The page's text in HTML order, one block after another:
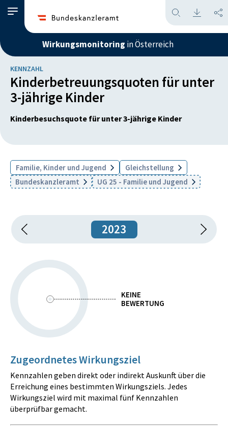
Wirkungsmonitoring in Österreich
KENNZAHL
Kinderbetreuungsquoten für unter
3-jährige Kinder
Kinderbesuchsquote für unter 3-jährige Kinder
Familie, Kinder und Jugend
Gleichstellung
Bundeskanzleramt
UG 25 - Familie und Jugend
2023
KEINE
BEWERTUNG
Zugeordnetes Wirkungsziel
Kennzahlen geben direkt oder indirekt Auskunft über die
Erreichung eines bestimmten Wirkungsziels. Jedes
Wirkungsziel wird mit maximal fünf Kennzahlen
überprüfbar gemacht.